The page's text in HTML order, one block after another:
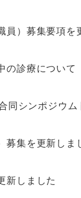
員）募集要項を
の診療について
同シンポジウム
募集を更新しま
新しました